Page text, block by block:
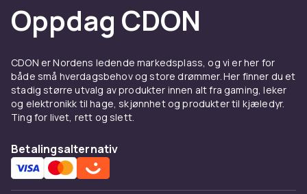
Oppdag CDON
CDON er Nordens ledende markedsplass, og vi er her for
både små hverdagsbehov og store drømmer. Her finner du et
stadig større utvalg av produkter innen alt fra gaming, leker
og elektronikk til hage, skjønnhet og produkter til kjæledyr.
Ting for livet, rett og slett.
Betalingsalternativ